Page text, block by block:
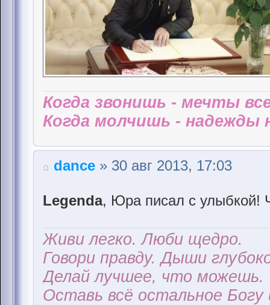
Когда звонишь - мечты
Когда молчишь - надежды
dance » 30 авг 2013, 17:03
Legenda, Юра писал с улыбкой!
Живи легко. Люби щедро.
Говори правду. Дыши
Делай лучшее, что можешь.
Оставь всё остальное Богу